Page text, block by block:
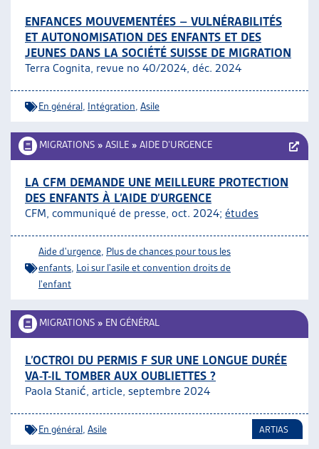
ENFANCES MOUVEMENTÉES – VULNÉRABILITÉS
ET AUTONOMISATION DES ENFANTS ET DES
JEUNES DANS LA SOCIÉTÉ SUISSE DE MIGRATION
Terra Cognita, revue no 40/2024, déc. 2024
En général Intégration Asile
MIGRATIONS » ASILE » AIDE D’URGENCE
LA CFM DEMANDE UNE MEILLEURE PROTECTION
DES ENFANTS À L’AIDE D’URGENCE
CFM, communiqué de presse, oct. 2024; études
Aide d'urgence Plus de chances pour tous les
enfants Loi sur l'asile et convention droits de
l'enfant
MIGRATIONS » EN GÉNÉRAL
L’OCTROI DU PERMIS F SUR UNE LONGUE DURÉE
VA-T-IL TOMBER AUX OUBLIETTES ?
Paola Stanić, article, septembre 2024
En général Asile ARTIAS